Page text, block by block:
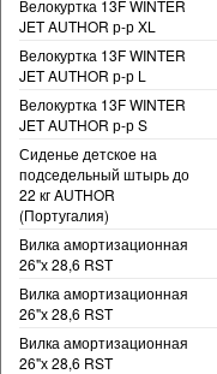
Велокуртка 13F WINTER
JET AUTHOR р-р XL
Велокуртка 13F WINTER
JET AUTHOR р-р L
Велокуртка 13F WINTER
JET AUTHOR р-р S
Сиденье детское на
подседельный штырь до
22 кг AUTHOR
(Португалия)
Вилка амортизационная
26"х 28,6 RST
Вилка амортизационная
26"х 28,6 RST
Вилка амортизационная
26"х 28,6 RST